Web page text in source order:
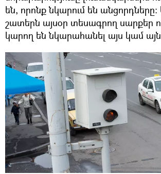
են, որոնք նկարում են
շատերն այսօր տեսագրող սարքեր
կարող են նկարահանել այս կամ